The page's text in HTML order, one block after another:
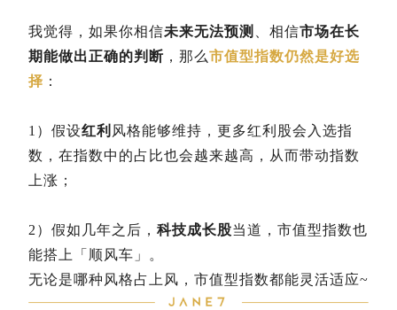
我觉得，如果你相信未来无法预测 、相信市场在长
期能做出正确的判断 ，那么市值型指数仍然是好选
择 ：
1）假设红利 风格能够维持，更多红利股会入选指
数，在指数中的占比也会越来越高，从而带动指数
上涨；
2）假如几年之后， 科技成长股当道，市值型指数也
能搭上「顺风车」。
无论是哪种风格占上风，市值型指数都能灵活适应~